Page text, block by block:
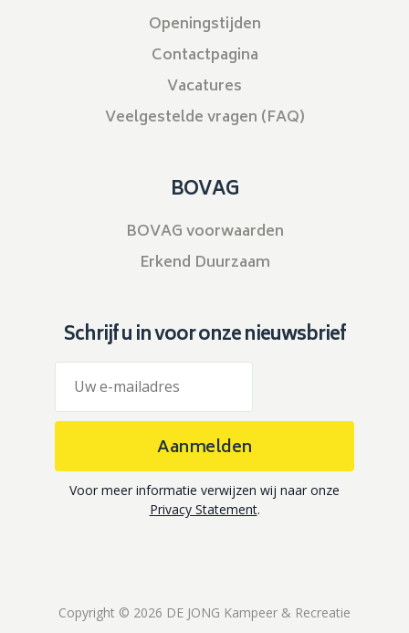
Openingstijden
Contactpagina
Vacatures
Veelgestelde vragen (FAQ)
BOVAG
BOVAG voorwaarden
Erkend Duurzaam
Schrijf u in voor onze nieuwsbrief
Aanmelden
Voor meer informatie verwijzen wij naar onze
Privacy Statement.
Copyright © 2026 DE JONG Kampeer & Recreatie